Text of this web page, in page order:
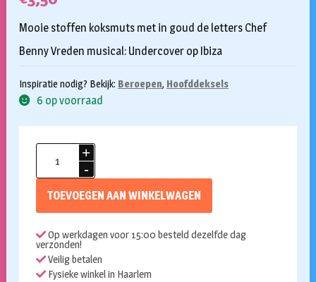
Mooie stoffen koksmuts met in goud de letters Chef
Benny Vreden musical: Undercover op Ibiza
Inspiratie nodig? Bekijk: Beroepen, Hoofddeksels
6 op voorraad
chef
TOEVOEGEN AAN WINKELWAGEN
Op werkdagen voor 15:00 besteld dezelfde dag
verzonden!
Veilig betalen
Fysieke winkel in Haarlem